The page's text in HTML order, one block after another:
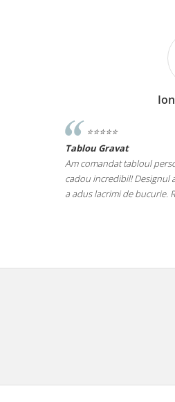
⭐️⭐️⭐️⭐️⭐️
Tablou Gravat
Am comandat tabloul
cadou incredibil! Designul
a adus lacrimi de bucurie.